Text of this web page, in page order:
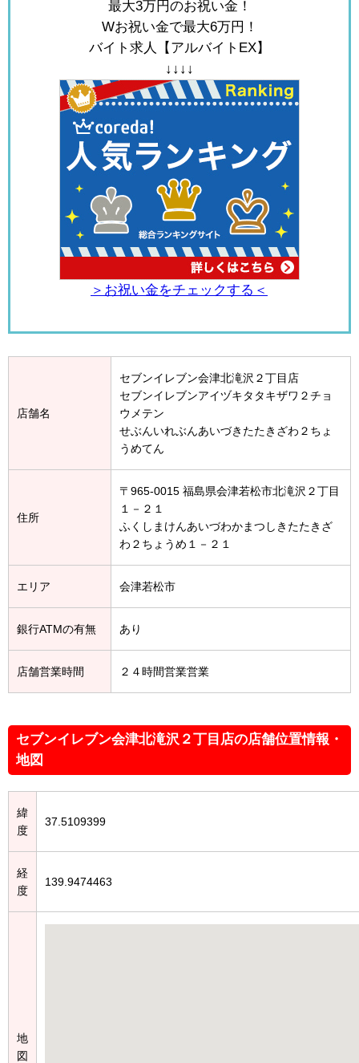
最大3万円のお祝い金！
Wお祝い金で最大6万円！
バイト求人【アルバイトEX】
↓↓↓↓
＞お祝い金をチェックする＜
店舗名
セブンイレブン会津北滝沢２丁目店
セブンイレブンアイヅキタタキザワ２チョ
ウメテン
せぶんいれぶんあいづきたたきざわ２ちょ
うめてん
住所
〒965-0015 福島県会津若松市北滝沢２丁目
１－２１
ふくしまけんあいづわかまつしきたたきざ
わ２ちょうめ１－２１
エリア 会津若松市
銀行ATMの有無 あり
店舗営業時間 ２４時間営業営業
セブンイレブン会津北滝沢２丁目店の店舗位置情報・
地図
緯
度
37.5109399
経
度
139.9474463
地
図